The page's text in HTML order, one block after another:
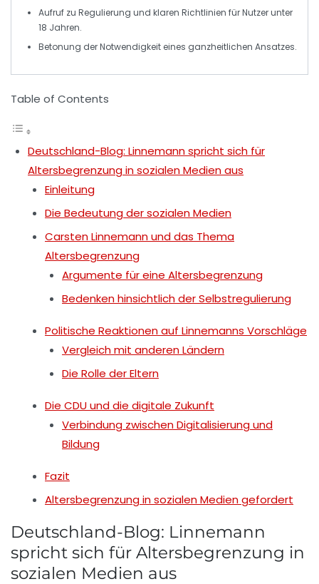
Aufruf zu Regulierung und klaren Richtlinien für Nutzer unter
18 Jahren.
Betonung der Notwendigkeit eines ganzheitlichen Ansatzes.
Table of Contents
Deutschland-Blog: Linnemann spricht sich für
Altersbegrenzung in sozialen Medien aus
Einleitung
Die Bedeutung der sozialen Medien
Carsten Linnemann und das Thema
Altersbegrenzung
Argumente für eine Altersbegrenzung
Bedenken hinsichtlich der Selbstregulierung
Politische Reaktionen auf Linnemanns Vorschläge
Vergleich mit anderen Ländern
Die Rolle der Eltern
Die CDU und die digitale Zukunft
Verbindung zwischen Digitalisierung und
Bildung
Fazit
Altersbegrenzung in sozialen Medien gefordert
Deutschland-Blog: Linnemann
spricht sich für Altersbegrenzung in
sozialen Medien aus